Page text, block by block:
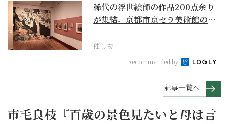
稀代の浮世絵師の作品200点余り
が集結。京都市京セラ美術館の
催し物
Recommended by
記事一覧へ
市毛良枝『百歳の景色見たいと母は言